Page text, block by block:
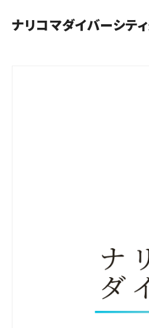
ナリコマダイバーシ